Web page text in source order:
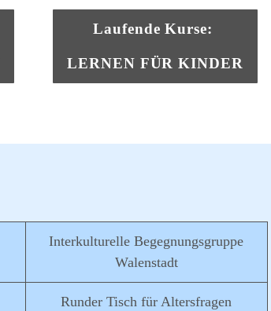
Laufende Kurse:
LERNEN FÜR KINDER
Interkulturelle Begegnungsgruppe
Walenstadt
Runder Tisch für Altersfragen